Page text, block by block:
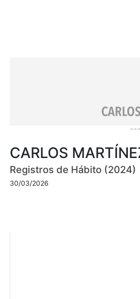
CARLOS
Registros de Hábito (2024)
30/03/2026